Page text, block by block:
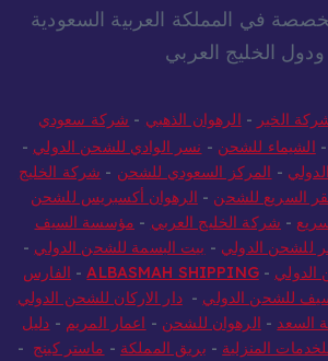
في المملكة العربية السعودية
ودول الخليج العربي
الخير - الرهوان الذهبي - شركة سعودي
- الشيماء للشحن - نسر الوادي للشحن الدولي -
- المركز السعودي للشحن - شركة الخليج
السريع للشحن - الرهوان أكسبريس للشحن
- شركة الخليج العربي - مؤسسة السيف
للشحن الدولي - بيت البسمة للشحن الدولي -
الدولي -
ALBASMAH SHIPPING
- الفارس
للشحن الدولي -دار الاركان للشحن الدولي
السعد - الرهوان للشحن - اعمار المريم - دليل
المنزلية - بريق المملكة - ماستر كينج -